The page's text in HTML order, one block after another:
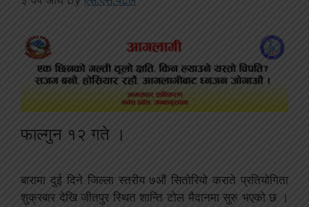
फाल्गुन १२ गते ।
बारामा दुई दिने जिल्ला स्तरीय ७औं सितोरियो कराते प्रतियोगिता
शुक्रबार देखि जीतपुर स्थित शान्ति टोल मैदानमा सुरु भएको छ ।